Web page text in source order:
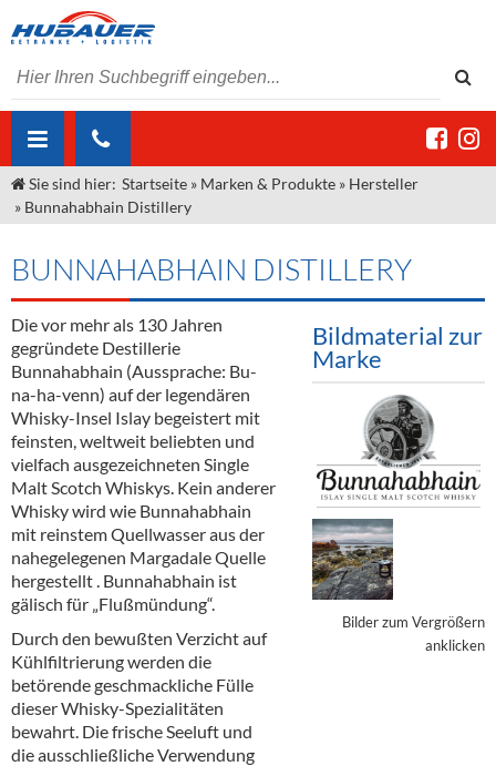
ÜBER UNS
Unser Liefergebiet
Unser Team
Kontakt
Angebote Gastronomie & Großhandel
Gastronomie
Großhandel
Innovation - Die Neue Art des Bierzapfens
"DroughtMaster"
Neuigkeiten
Termine
MARKEN & PRODUKTE
Weine & Schaumwein
Sirup
Spirituosen
Bier
Alkoholfreie Getränke
Öle & Küchenartikel
Kaffee
Barzubehör
Equipment
Verpackung
DIENSTLEISTUNGEN
Kommisionskauf & Lieferbedingungen
Fremddienstleistungen
Sie sind hier: Startseite » Marken & Produkte » Hersteller
» Bunnahabhain Distillery
BUNNAHABHAIN DISTILLERY
Die vor mehr als 130 Jahren
gegründete Destillerie
Bunnahabhain (Aussprache: Bu-
na-ha-venn) auf der legendären
Whisky-Insel Islay begeistert mit
feinsten, weltweit beliebten und
vielfach ausgezeichneten Single
Malt Scotch Whiskys. Kein anderer
Whisky wird wie Bunnahabhain
mit reinstem Quellwasser aus der
nahegelegenen Margadale Quelle
hergestellt . Bunnahabhain ist
gälisch für „Flußmündung“.
Durch den bewußten Verzicht auf
Kühlfiltrierung werden die
betörende geschmackliche Fülle
dieser Whisky-Spezialitäten
bewahrt. Die frische Seeluft und
die ausschließliche Verwendung
Bildmaterial zur
Marke
Bilder zum Vergrößern
anklicken